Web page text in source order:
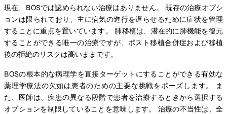
現在、BOSでは認められない治療はありません。 既存の治療オプシ
ョンは限られており、主に病気の進行を遅らせるために症状を管理
することに重点を置いています。 肺移植は、潜在的に肺機能を復元
することができる唯一の治療ですが、ポスト移植合併症および移植
後の拒絶のリスクは高いままです。
BOSの根本的な病理学を直接ターゲットにすることができる有効な
薬理学療法の欠如は患者のための主要な挑戦をポーズします。 ま
た、医師は、疾患の異なる段階で患者を治療するときから選択する
オプションを制限していることを意味します。 治療の不当性は、全